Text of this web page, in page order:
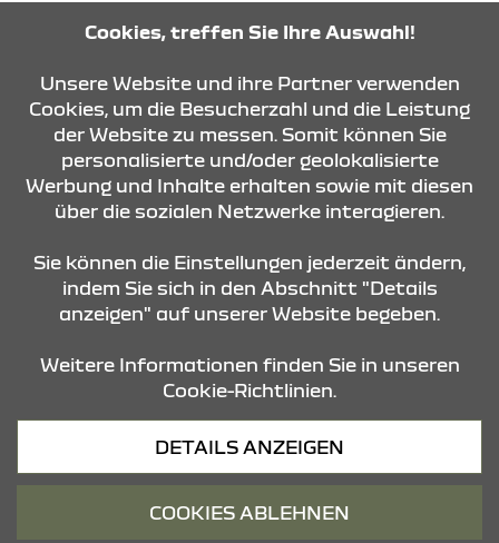
ÖFFNUNGSZEITEN
Datenschutz
Cookies, treffen Sie Ihre Auswahl!
Unsere Website und ihre Partner verwenden
Cookies, um die Besucherzahl und die Leistung
der Website zu messen. Somit können Sie
personalisierte und/oder geolokalisierte
Werbung und Inhalte erhalten sowie mit diesen
über die sozialen Netzwerke interagieren.
Sie können die Einstellungen jederzeit ändern,
indem Sie sich in den Abschnitt "Details
anzeigen" auf unserer Website begeben.
Weitere Informationen finden Sie in unseren
Cookie-Richtlinien.
DETAILS ANZEIGEN
COOKIES ABLEHNEN